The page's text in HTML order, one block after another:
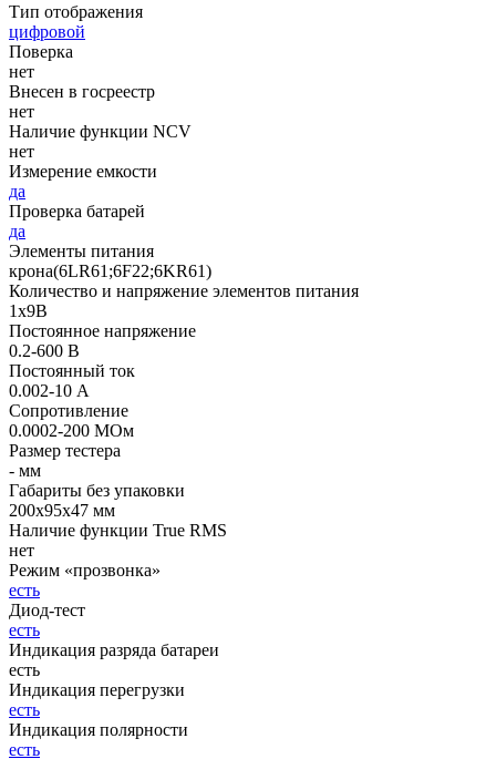
Тип отображения
цифровой
Поверка
нет
Внесен в госреестр
нет
Наличие функции NCV
нет
Измерение емкости
да
Проверка батарей
да
Элементы питания
крона(6LR61;6F22;6KR61)
Количество и напряжение элементов питания
1х9B
Постоянное напряжение
0.2-600 В
Постоянный ток
0.002-10 А
Сопротивление
0.0002-200 МОм
Размер тестера
- мм
Габариты без упаковки
200х95х47 мм
Наличие функции True RMS
нет
Режим «прозвонка»
есть
Диод-тест
есть
Индикация разряда батареи
есть
Индикация перегрузки
есть
Индикация полярности
есть